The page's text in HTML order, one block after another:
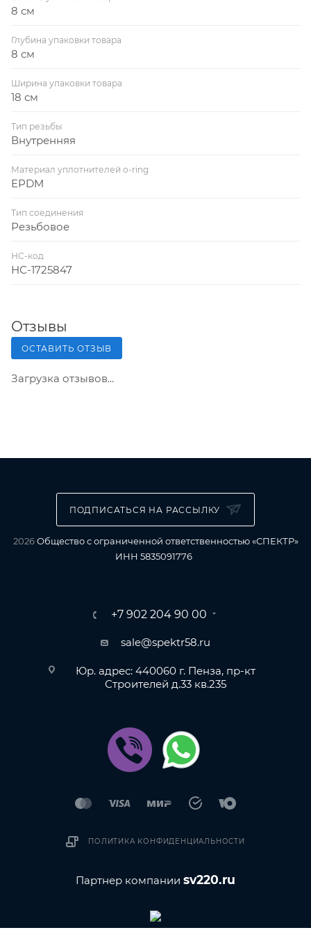
8 см
Глубина упаковки товара
8 см
Ширина упаковки товара
18 см
Тип резьбы
Внутренняя
Материал уплотнителей o-ring
EPDM
Тип соединения
Резьбовое
НС-код
НС-1725847
Отзывы
ОСТАВИТЬ ОТЗЫВ
Загрузка отзывов...
ПОДПИСАТЬСЯ НА РАССЫЛКУ
2026Общество с ограниченной ответственностью «СПЕКТР»
ИНН 5835091776
+7 902 204 90 00
sale@spektr58.ru
Юр. адрес: 440060 г. Пенза, пр-кт
Строителей д.33 кв.235
ПОЛИТИКА КОНФИДЕНЦИАЛЬНОСТИ
Партнер компании sv220.ru